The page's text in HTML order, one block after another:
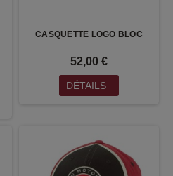
CASQUETTE LOGO BLOC
52,00 €
DÉTAILS